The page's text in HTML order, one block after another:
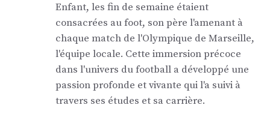
Enfant, les fin de semaine étaient
consacrées au foot, son père l'amenant à
chaque match de l'Olympique de Marseille,
l'équipe locale. Cette immersion précoce
dans l'univers du football a développé une
passion profonde et vivante qui l'a suivi à
travers ses études et sa carrière.